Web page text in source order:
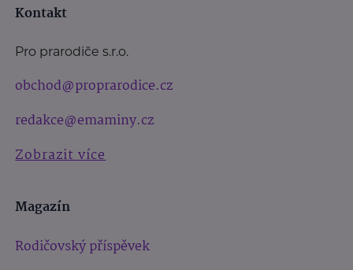
Kontakt
Pro prarodiče s.r.o.
obchod@proprarodice.cz
redakce@emaminy.cz
Zobrazit více
Magazín
Rodičovský příspěvek